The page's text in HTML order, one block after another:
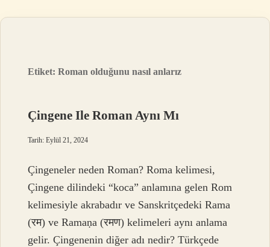
Etiket:Roman olduğunu nasıl anlarız
Çingene Ile Roman Aynı Mı
Tarih: Eylül 21, 2024
Çingeneler neden Roman? Roma kelimesi,
Çingene dilindeki “koca” anlamına gelen Rom
kelimesiyle akrabadır ve Sanskritçedeki Rama
(रम) ve Ramaṇa (रमण) kelimeleri aynı anlama
gelir. Çingenenin diğer adı nedir? Türkçede